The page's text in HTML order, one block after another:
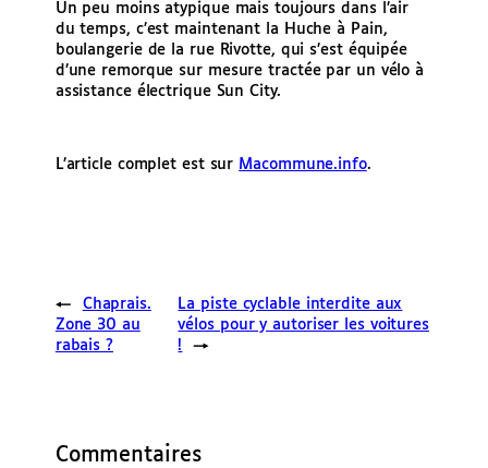
Un peu moins atypique mais toujours dans l’air
du temps, c’est maintenant la Huche à Pain,
boulangerie de la rue Rivotte, qui s’est équipée
d’une remorque sur mesure tractée par un vélo à
assistance électrique Sun City.
L’article complet est sur Macommune.info.
←
Chaprais.
Zone 30 au
rabais ?
La piste cyclable interdite aux
vélos pour y autoriser les voitures
!
→
Commentaires